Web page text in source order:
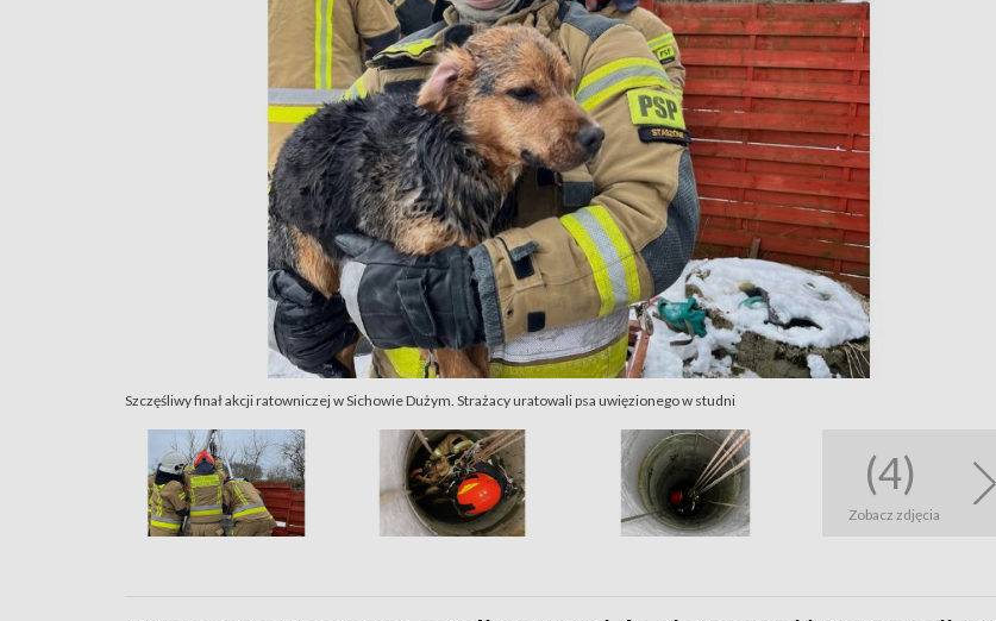
Szczęśliwy finał akcji ratowniczej w Sichowie Dużym. Strażacy uratowali psa uwięzionego w studni
(4)
Zobacz zdjęcia